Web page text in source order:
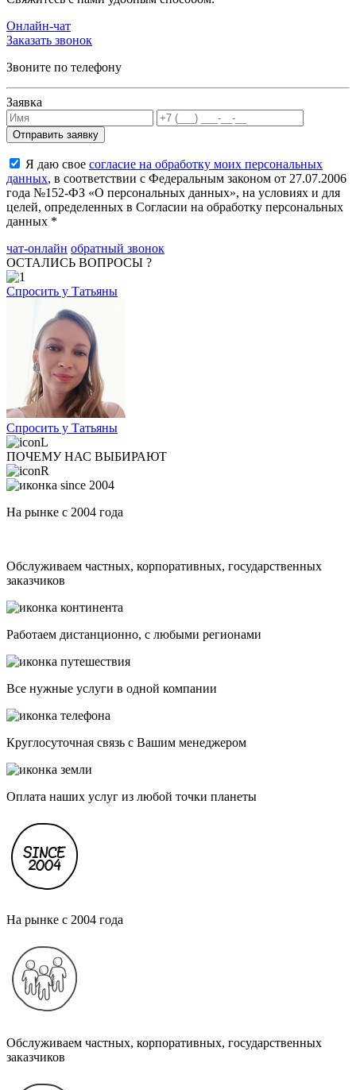
Онлайн-чат
Заказать звонок
Звоните по телефону
Заявка
Я даю свое согласие на обработку моих персональных
данных, в соответствии с Федеральным законом от 27.07.2006
года №152-ФЗ «О персональных данных», на условиях и для
целей, определенных в Согласии на обработку персональных
данных *
чат-онлайн обратный звонок
ОСТАЛИСЬ ВОПРОСЫ ?
Спросить у Татьяны
Спросить у Татьяны
ПОЧЕМУ НАС ВЫБИРАЮТ
На рынке с 2004 года
Обслуживаем частных, корпоративных, государственных
заказчиков
Работаем дистанционно, с любыми регионами
Все нужные услуги в одной компании
Круглосуточная связь с Вашим менеджером
Оплата наших услуг из любой точки планеты
На рынке с 2004 года
Обслуживаем частных, корпоративных, государственных
заказчиков